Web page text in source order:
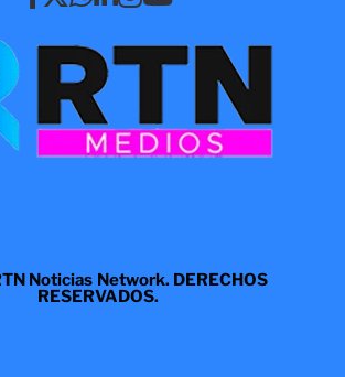
Noticias Network. DERECHOS
RESERVADOS.